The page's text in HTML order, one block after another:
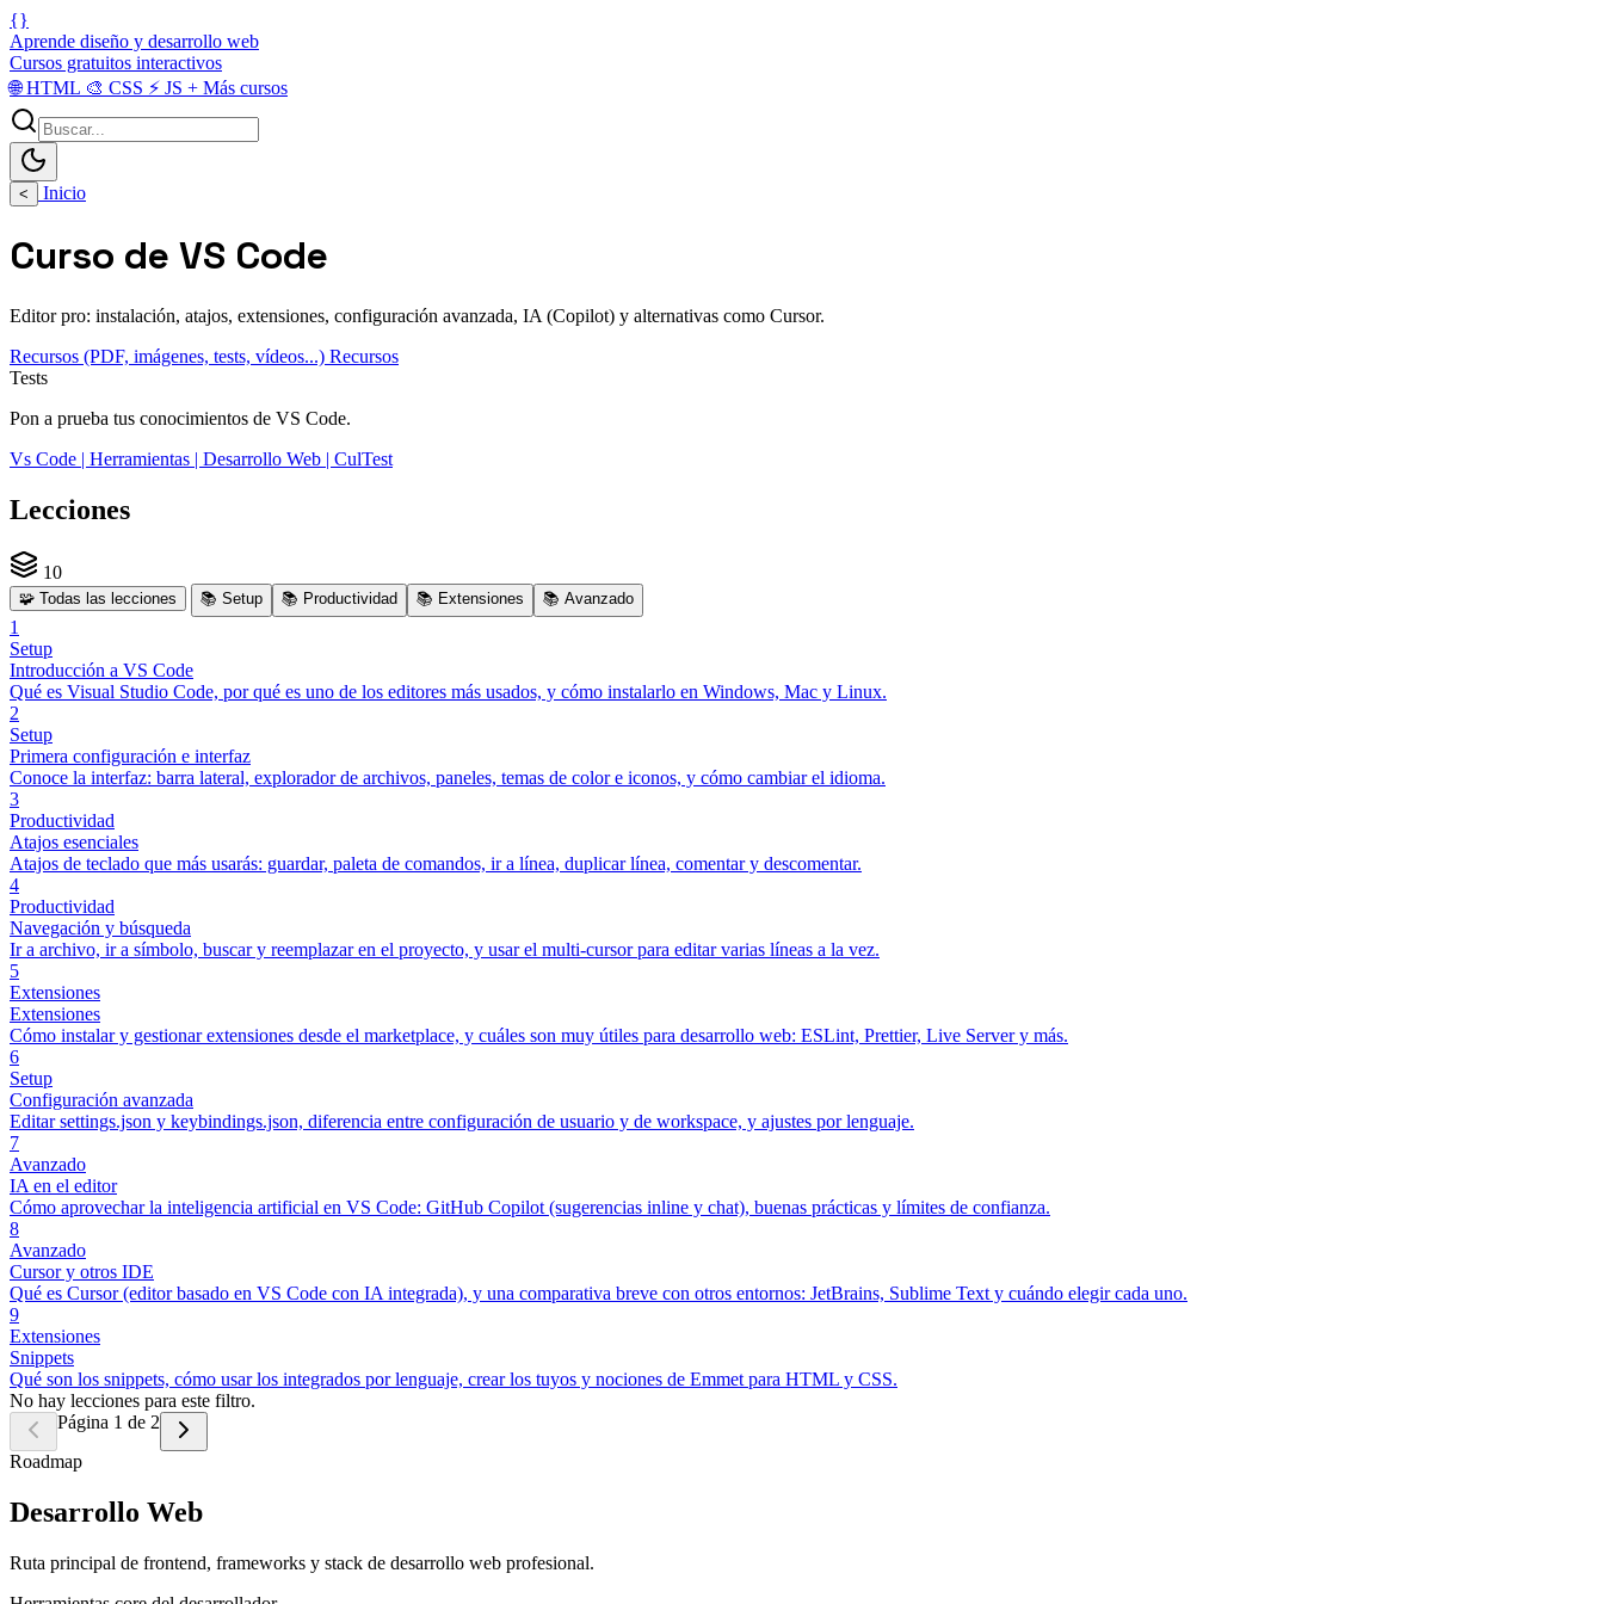
{}
Aprende diseño y desarrollo web
Cursos gratuitos interactivos
🌐HTML 🎨 CSS ⚡ JS + Más cursos
< Inicio
Curso de VS Code
Editor pro: instalación, atajos, extensiones, configuración avanzada, IA (Copilot) y alternativas como Cursor.
Recursos (PDF, imágenes, tests, vídeos...) Recursos
Tests
Pon a prueba tus conocimientos de VS Code.
Vs Code | Herramientas | Desarrollo Web | CulTest
Lecciones
10
🧩 Todas las lecciones 📚 Setup 📚 Productividad 📚 Extensiones 📚 Avanzado
1
Setup
Introducción a VS Code
Qué es Visual Studio Code, por qué es uno de los editores más usados, y cómo instalarlo en Windows, Mac y Linux.
2
Setup
Primera configuración e interfaz
Conoce la interfaz: barra lateral, explorador de archivos, paneles, temas de color e iconos, y cómo cambiar el idioma.
3
Productividad
Atajos esenciales
Atajos de teclado que más usarás: guardar, paleta de comandos, ir a línea, duplicar línea, comentar y descomentar.
4
Productividad
Navegación y búsqueda
Ir a archivo, ir a símbolo, buscar y reemplazar en el proyecto, y usar el multi-cursor para editar varias líneas a la vez.
5
Extensiones
Extensiones
Cómo instalar y gestionar extensiones desde el marketplace, y cuáles son muy útiles para desarrollo web: ESLint, Prettier, Live Server y más.
6
Setup
Configuración avanzada
Editar settings.json y keybindings.json, diferencia entre configuración de usuario y de workspace, y ajustes por lenguaje.
7
Avanzado
IA en el editor
Cómo aprovechar la inteligencia artificial en VS Code: GitHub Copilot (sugerencias inline y chat), buenas prácticas y límites de confianza.
8
Avanzado
Cursor y otros IDE
Qué es Cursor (editor basado en VS Code con IA integrada), y una comparativa breve con otros entornos: JetBrains, Sublime Text y cuándo elegir cada uno.
9
Extensiones
Snippets
Qué son los snippets, cómo usar los integrados por lenguaje, crear los tuyos y nociones de Emmet para HTML y CSS.
No hay lecciones para este filtro.
Página 1 de 2
Roadmap
Desarrollo Web
Ruta principal de frontend, frameworks y stack de desarrollo web profesional.